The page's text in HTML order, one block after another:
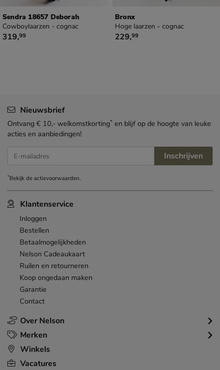
Sendra 18657 Deborah
Cowboylaarzen - cognac
€ 319,99
319,99
Bronx
Hoge laarzen - cognac
€ 229,99
229,99
Over Nelson
Klantenservice
Inloggen
Bestellen
Betaalmogelijkheden
Nelson Cadeaukaart
Ruilen en retourneren
Koop ongedaan maken
Garantie
Contact
Merken
Winkels
Vacatures
Nieuwsbrief
Ontvang € 10,- welkomstkorting* en blijf op de hoogte van leuke
acties en aanbiedingen!
E-mailadres Inschrijven
*Bekijk deactievoorwaarden.